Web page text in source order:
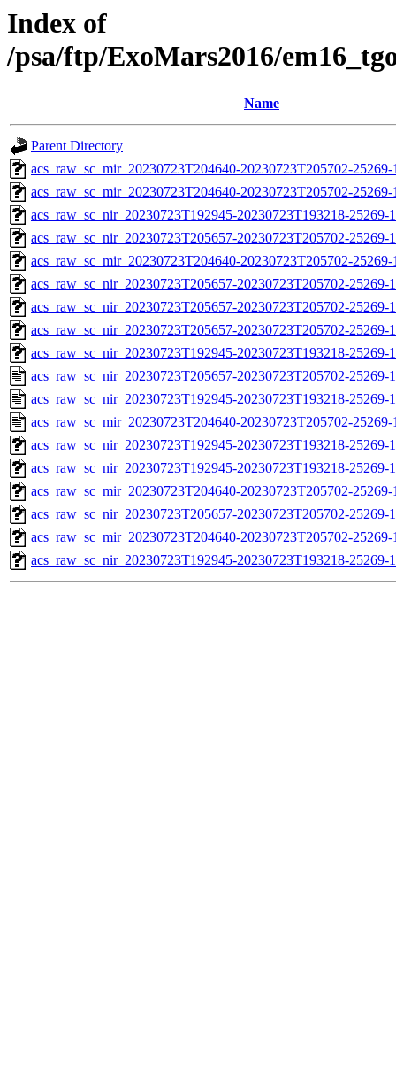
Index of
/psa/ftp/ExoMars2016/
Name
Parent Directory
acs_raw_sc_mir_20230723T204640-20230723T205702-
acs_raw_sc_mir_20230723T204640-20230723T205702-
acs_raw_sc_nir_20230723T192945-20230723T193218-
acs_raw_sc_nir_20230723T205657-20230723T205702-
acs_raw_sc_mir_20230723T204640-20230723T205702-
acs_raw_sc_nir_20230723T205657-20230723T205702-25269-
acs_raw_sc_nir_20230723T205657-20230723T205702-25269-
acs_raw_sc_nir_20230723T205657-20230723T205702-25269-
acs_raw_sc_nir_20230723T192945-20230723T193218-25269-
acs_raw_sc_nir_20230723T205657-20230723T205702-25269-
acs_raw_sc_nir_20230723T192945-20230723T193218-25269-
acs_raw_sc_mir_20230723T204640-20230723T205702-
acs_raw_sc_nir_20230723T192945-20230723T193218-25269-
acs_raw_sc_nir_20230723T192945-20230723T193218-25269-
acs_raw_sc_mir_20230723T204640-20230723T205702-
acs_raw_sc_nir_20230723T205657-20230723T205702-25269-
acs_raw_sc_mir_20230723T204640-20230723T205702-
acs_raw_sc_nir_20230723T192945-20230723T193218-25269-